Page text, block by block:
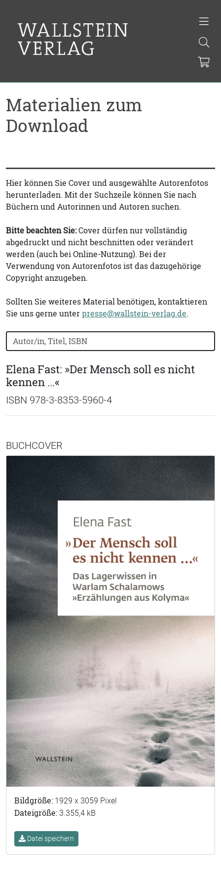
Materialien zum
Download
Hier können Sie Cover und ausgewählte Autorenfotos
herunterladen. Mit der Suchzeile können Sie nach
Büchern und Autorinnen und Autoren suchen.
Bitte beachten Sie:Cover dürfen nur vollständig
abgedruckt und nicht beschnitten oder verändert
werden (auch bei Online-Nutzung). Bei der
Verwendung von Autorenfotos ist das dazugehörige
Copyright anzugeben.
Sollten Sie weiteres Material benötigen, kontaktieren
Sie uns gerne unterpresse@wallstein-verlag.de.
Bücher nach Buchtitel, Autorennamen oder ISBN
Elena Fast: »Der Mensch soll es nicht
kennen ...«
ISBN 978-3-8353-5960-4
BUCHCOVER
Bildgröße: 1929 x 3059 Pixel
Dateigröße: 3.355,4 kB
Datei speichern